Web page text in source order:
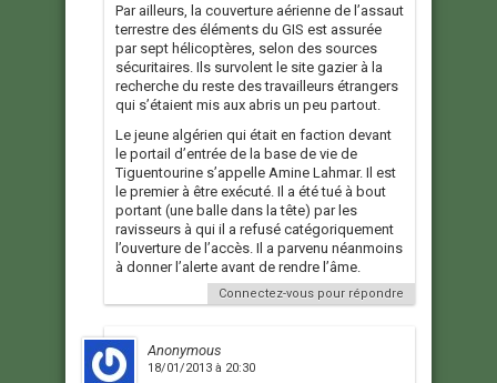
Par ailleurs, la couverture aérienne de l’assaut
terrestre des éléments du GIS est assurée
par sept hélicoptères, selon des sources
sécuritaires. Ils survolent le site gazier à la
recherche du reste des travailleurs étrangers
qui s’étaient mis aux abris un peu partout.
Le jeune algérien qui était en faction devant
le portail d’entrée de la base de vie de
Tiguentourine s’appelle Amine Lahmar. Il est
le premier à être exécuté. Il a été tué à bout
portant (une balle dans la tête) par les
ravisseurs à qui il a refusé catégoriquement
l’ouverture de l’accès. Il a parvenu néanmoins
à donner l’alerte avant de rendre l’âme.
Connectez-vous pour répondre
Anonymous
18/01/2013 à 20:30